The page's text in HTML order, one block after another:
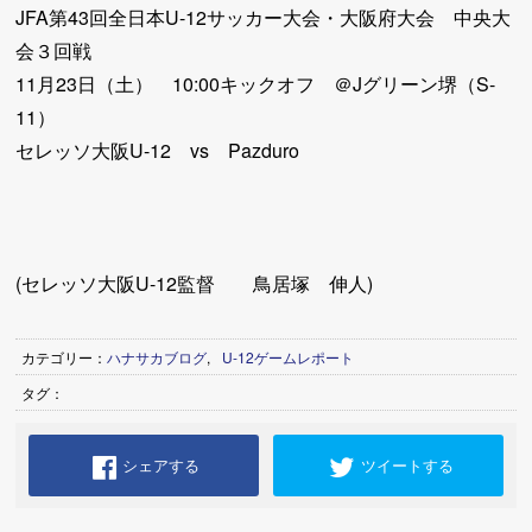
JFA第43回全日本U-12サッカー大会・大阪府大会 中央大
会３回戦
11月23日（土） 10:00キックオフ ＠Jグリーン堺（S-
11）
セレッソ大阪U-12 vs Pazduro
(セレッソ大阪U-12監督 鳥居塚 伸人)
カテゴリー：ハナサカブログ,
U-12ゲームレポート
タグ：
シェアする ツイートする